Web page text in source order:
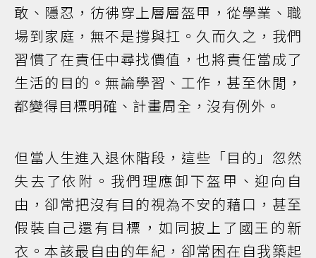
敢、隱忍，彷彿穿上層層盔甲，從學業、職
場到家庭，無不是撐與扛。久而久之，我們
習慣了在責任中尋找價值，也將責任當成了
生活的目的。無論學習、工作，甚至休閒，
都變得目標明確、計畫周全，沒有例外。
但當人生進入退休階段，這些「目的」忽然
失去了依附。我們理應卸下盔甲、迎向自
由，卻常把沒有目的視為不安的藉口，甚至
假裝自己還有目標，如同披上了國王的新
衣。本該最自由的年紀，卻常困在自我築起